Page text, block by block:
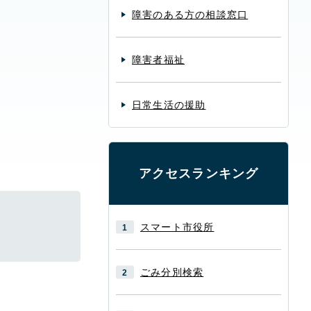
障害のある方の相談窓口
障害者福祉
日常生活の援助
アクセスランキング
スマート市役所
ごみ分別検索